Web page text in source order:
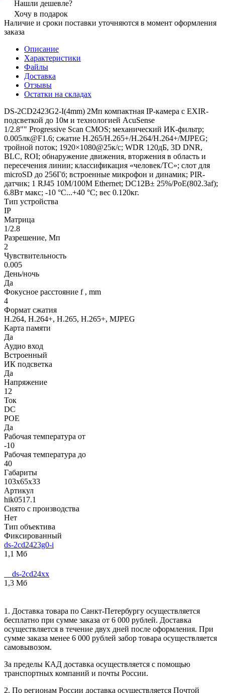
Нашли дешевле?
Хочу в подарок
Наличие и сроки поставки уточняются в момент оформления
заказа
Описание
Характеристики
Файлы
Доставка
Отзывы
Остатки на складах
DS-2CD2423G2-I(4mm) 2Мп компактная IP-камера с EXIR-
подсветкой до 10м и технологией AcuSense
1/2.8"" Progressive Scan CMOS; механический ИК-фильтр;
0.005лк@F1.6; сжатие H.265/H.265+/H.264/H.264+/MJPEG;
тройной поток; 1920×1080@25к/с; WDR 120дБ, 3D DNR,
BLC, ROI; обнаружение движения, вторжения в область и
пересечения линии; классификация «человек/ТС»; слот для
microSD до 256Гб; встроенные микрофон и динамик; PIR-
датчик; 1 RJ45 10M/100M Ethernet; DC12В± 25%/PoE(802.3af);
6.8Вт макс; -10 °C...+40 °C; вес 0.120кг.
Тип устройства
IP
Матрица
1/2.8
Разрешение, Мп
2
Чувствительность
0.005
День/ночь
Да
Фокусное расстояние f , mm
4
Формат сжатия
H.264, H.264+, H.265, H.265+, MJPEG
Карта памяти
Да
Аудио вход
Встроенный
ИК подсветка
Да
Напряжение
12
Ток
DC
POE
Да
Рабочая температура от
-10
Рабочая температура до
40
Габариты
103х65х33
Артикул
hik0517.1
Снято с производства
Нет
Тип объектива
Фиксированный
ds-2cd2423g0-i
1,1 Мб
__ds-2cd24xx
1,3 Мб
1. Доставка товара по Санкт-Петербургу осуществляется
бесплатно при сумме заказа от 6 000 рублей. Доставка
осуществляется в течение двух дней после оформления. При
сумме заказа менее 6 000 рублей забор товара осуществляется
самовывозом.
За пределы КАД доставка осуществляется с помощью
транспортных компаний и почты России.
2. По регионам России доставка осуществляется Почтой